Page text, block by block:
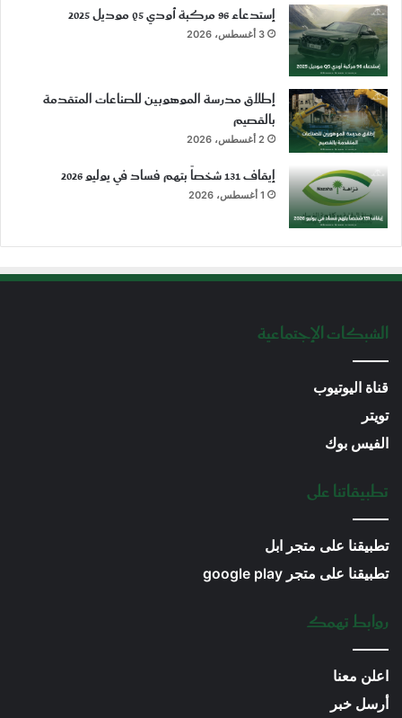
إستدعاء 96 مركبة أودي Q5 موديل 2025
3 أغسطس، 2026
إطلاق مدرسة الموهوبين للصناعات المتقدمة
بالقصيم
2 أغسطس، 2026
إيقاف 131 شخصاً بتهم فساد في يوليو 2026
1 أغسطس، 2026
الشبكات الإجتماعية
قناة اليوتيوب
تويتر
الفيس بوك
تطبيقاتنا على
تطبيقنا على متجر ابل
تطبيقنا على متجر google play
روابط تهمك
اعلن معنا
أرسل خبر